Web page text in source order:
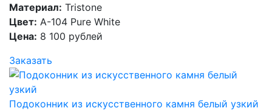
Материал: Tristone
Цвет: А-104 Pure White
Цена: 8 100 рублей
Заказать
Подоконник из искусственного камня белый узкий